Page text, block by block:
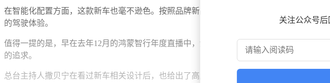
在智能化配置方面，这款新车也毫不逊色。按照品牌新品规划节奏，它将配备新一代鸿
的驾驶体验。
值得一提的是，早在去年12月的鸿蒙智行年度直播中，余承东就已经对外透露了这款享
的追求。
总台主持人撒贝宁在看过新车相关设计后，也给出了高度评价，认为整车造型气质“够飒”
关注公众号后